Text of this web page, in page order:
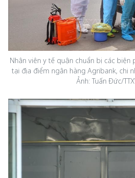
Nhân viên y tế quận chuẩn bị các
tại địa điểm ngân hàng Agribank, chi
Ảnh: Tuấn Đức/